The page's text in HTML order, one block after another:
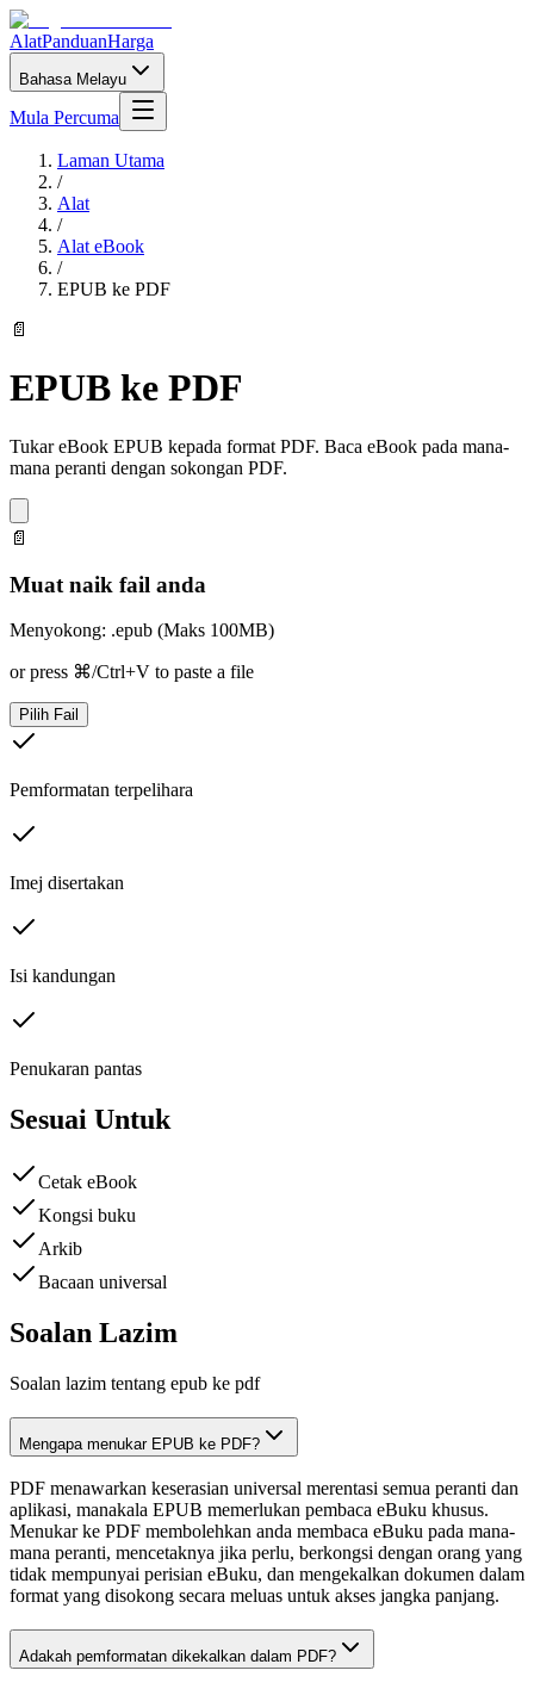
AlatPanduanHarga
Bahasa Melayu
Mula Percuma
Laman Utama
/
Alat
/
Alat eBook
/
EPUB ke PDF
📄
EPUB ke PDF
Tukar eBook EPUB kepada format PDF. Baca eBook pada mana-
mana peranti dengan sokongan PDF.
📄
Muat naik fail anda
Menyokong: .epub (Maks 100MB)
or press ⌘/Ctrl+V to paste a file
Pilih Fail
Pemformatan terpelihara
Imej disertakan
Isi kandungan
Penukaran pantas
Sesuai Untuk
Cetak eBook
Kongsi buku
Arkib
Bacaan universal
Soalan Lazim
Soalan lazim tentang epub ke pdf
Mengapa menukar EPUB ke PDF?
PDF menawarkan keserasian universal merentasi semua peranti dan
aplikasi, manakala EPUB memerlukan pembaca eBuku khusus.
Menukar ke PDF membolehkan anda membaca eBuku pada mana-
mana peranti, mencetaknya jika perlu, berkongsi dengan orang yang
tidak mempunyai perisian eBuku, dan mengekalkan dokumen dalam
format yang disokong secara meluas untuk akses jangka panjang.
Adakah pemformatan dikekalkan dalam PDF?